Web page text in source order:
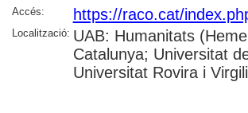
Accés: https://raco.cat/
Localització: UAB: Humanitats
Catalunya; Universitat
Universitat Rovira i Virgili